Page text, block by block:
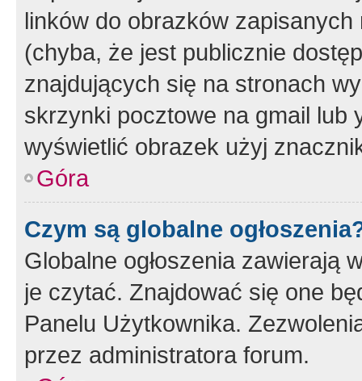
linków do obrazków
(chyba, że jest publicznie
znajdujących się na stronach
skrzynki pocztowe na gmail lub
wyświetlić obrazek użyj
Góra
Czym są globalne
Globalne ogłoszenia zawierają
je czytać. Znajdować się one
Panelu Użytkownika.
przez administratora forum.